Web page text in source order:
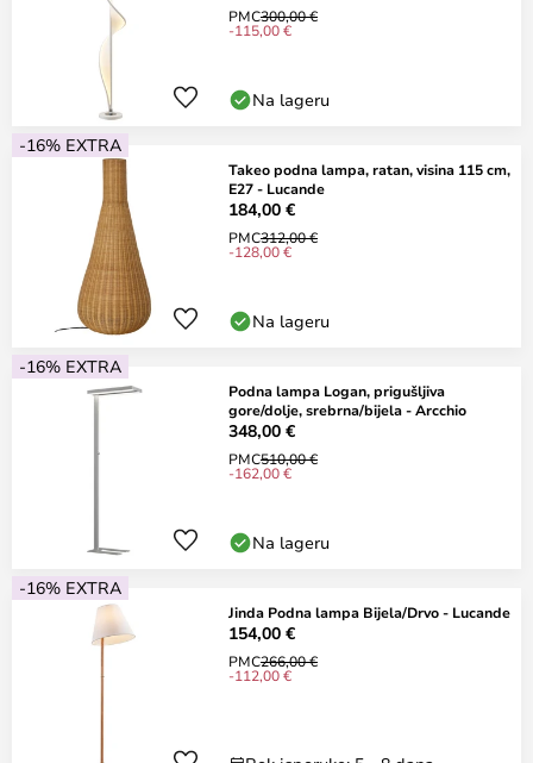
PMC300,00 €
-115,00 €
Na lageru
-16% EXTRA
Takeo podna lampa, ratan, visina 115 cm,
E27 - Lucande
184,00 €
PMC312,00 €
-128,00 €
Na lageru
-16% EXTRA
Podna lampa Logan, prigušljiva
gore/dolje, srebrna/bijela - Arcchio
348,00 €
PMC510,00 €
-162,00 €
Na lageru
-16% EXTRA
Jinda Podna lampa Bijela/Drvo - Lucande
154,00 €
PMC266,00 €
-112,00 €